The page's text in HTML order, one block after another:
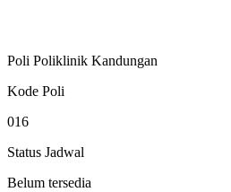
Poli Poliklinik Kandungan
Kode Poli
016
Status Jadwal
Belum tersedia